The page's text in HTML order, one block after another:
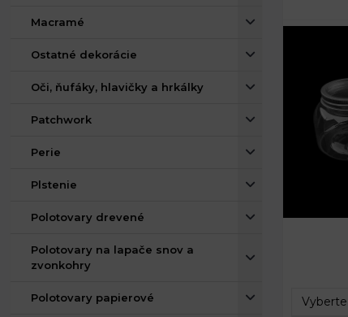
Macramé
Ostatné dekorácie
Oči, ňufáky, hlavičky a hrkálky
Patchwork
Perie
Plstenie
Polotovary drevené
Polotovary na lapače snov a
zvonkohry
Polotovary papierové
Výška: